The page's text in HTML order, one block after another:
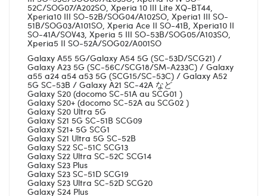
52C/SOG07/A202SO, Xperia 10 III Lite XQ-BT44,
Xperia10 III SO-52B/SOG04/A102SO, Xperia1 III SO-
51B/SOG03/A101SO, Xperia Ace II SO-41B, Xperia10 II
SO-41A/SOV43, Xperia 5 III SO-53B/SOG05/A103SO,
Xperia5 II SO-52A/SOG02/A001SO
Galaxy A55 5G/Galaxy A54 5G (SC-53D/SCG21) /
Galaxy A23 5G (SC-56C/SCG18/SM-A233C) / Galaxy
a55 a24 a54 a53 5G (SCG15/SC-53C) / Galaxy A52
5G SC-53B / Galaxy A21 SC-42A など
Galaxy S20 (docomo SC-51A au SCG01 )
Galaxy S20+ (docomo SC-52A au SCG02 )
Galaxy S20 Ultra 5G
Galaxy S21 5G SC-51B SCG09
Galaxy S21+ 5G SCG1
Galaxy S21 Ultra 5G SC-52B
Galaxy S22 SC-51C SCG13
Galaxy S22 Ultra SC-52C SCG14
Galaxy S23 Plus
Galaxy S23 SC-51D SCG19
Galaxy S23 Ultra SC-52D SCG20
Galaxy S24 Plus